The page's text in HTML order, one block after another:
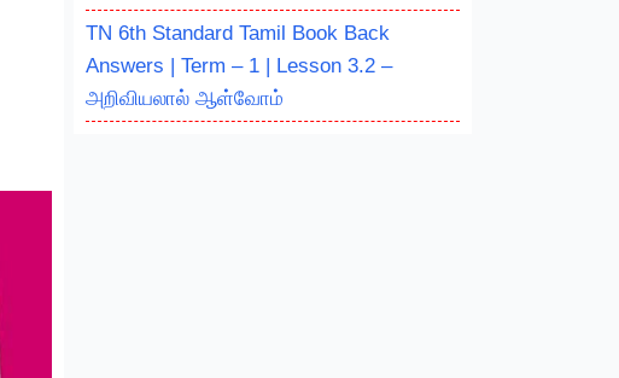
TN 6th Standard Tamil Book Back
Answers | Term – 1 | Lesson 3.2 –
அறிவியலால் ஆள்வோம்